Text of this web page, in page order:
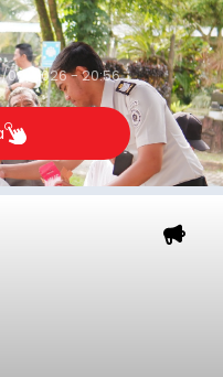
06/2026 - 20:56